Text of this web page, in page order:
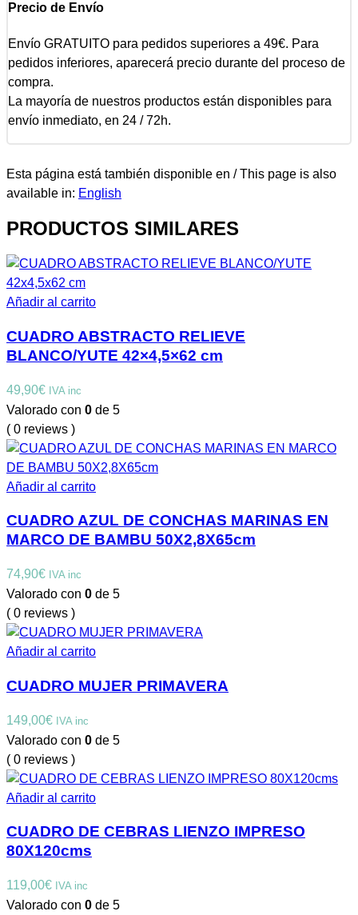
Precio de Envío
Envío GRATUITO para pedidos superiores a 49€. Para
pedidos inferiores, aparecerá precio durante del proceso de
compra.
La mayoría de nuestros productos están disponibles para
envío inmediato, en 24 / 72h.
Esta página está también disponible en / This page is also
available in: English
PRODUCTOS SIMILARES
Añadir al carrito
CUADRO ABSTRACTO RELIEVE
BLANCO/YUTE 42×4,5×62 cm
49,90€ IVA inc
Valorado con 0 de 5
( 0 reviews )
Añadir al carrito
CUADRO AZUL DE CONCHAS MARINAS EN
MARCO DE BAMBU 50X2,8X65cm
74,90€ IVA inc
Valorado con 0 de 5
( 0 reviews )
Añadir al carrito
CUADRO MUJER PRIMAVERA
149,00€ IVA inc
Valorado con 0 de 5
( 0 reviews )
Añadir al carrito
CUADRO DE CEBRAS LIENZO IMPRESO
80X120cms
119,00€ IVA inc
Valorado con 0 de 5